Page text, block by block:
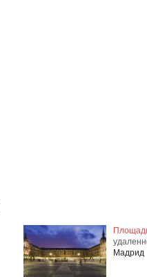
Мадрид